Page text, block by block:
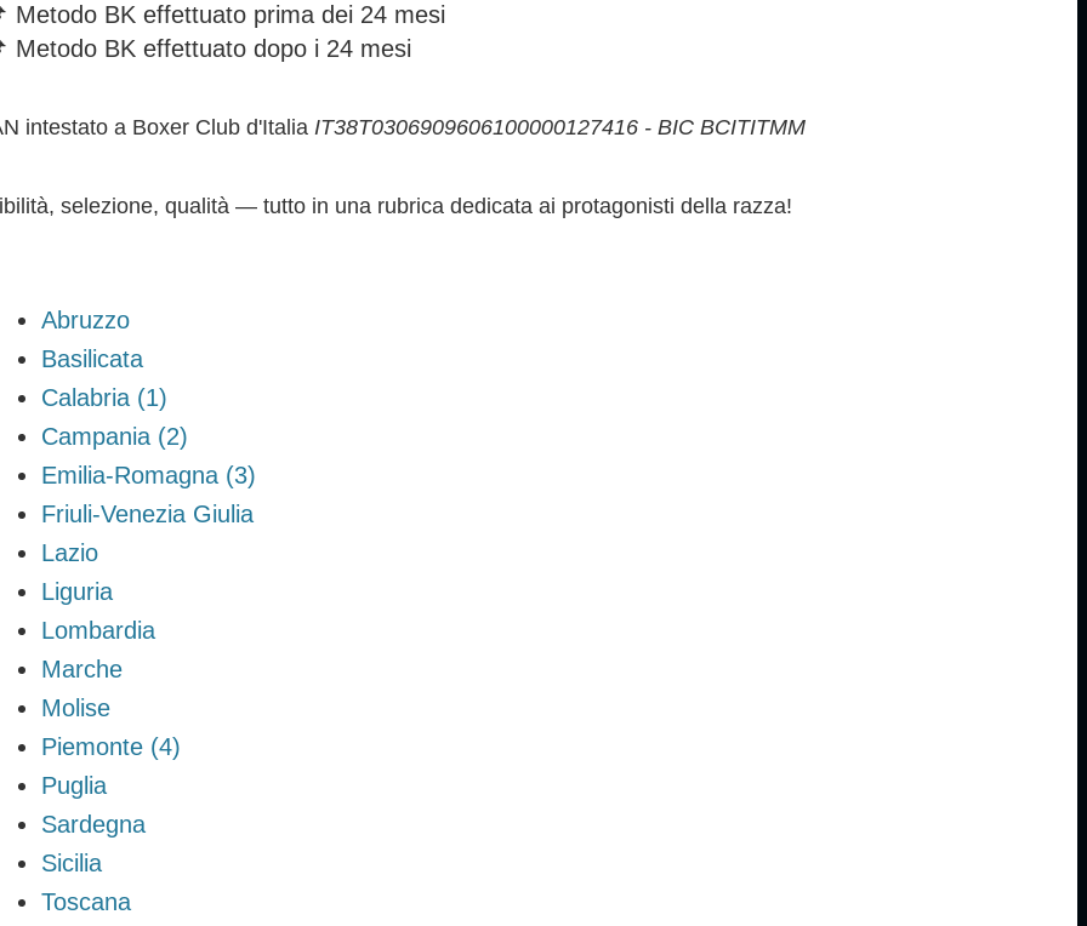
Metodo BK effettuato prima dei 24 mesi
Metodo BK effettuato dopo i 24 mesi
intestato a Boxer Club d'Italia IT38T0306909606100000127416 - BIC BCITITMM
selezione, qualità — tutto in una rubrica dedicata ai protagonisti della razza!
Abruzzo
Basilicata
Calabria (1)
Campania (2)
Emilia-Romagna (3)
Friuli-Venezia Giulia
Lazio
Liguria
Lombardia
Marche
Molise
Piemonte (4)
Puglia
Sardegna
Sicilia
Toscana